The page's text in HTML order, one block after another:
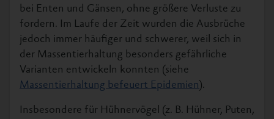
bei Enten und Gänsen, ohne größere Verluste zu
fordern. Im Laufe der Zeit wurden die Ausbrüche
jedoch immer häufiger und schwerer, weil sich in
der Massentierhaltung besonders gefährliche
Varianten entwickeln konnten (siehe
Massentierhaltung befeuert Epidemien).
Insbesondere für Hühnervögel (z. B. Hühner, Puten,